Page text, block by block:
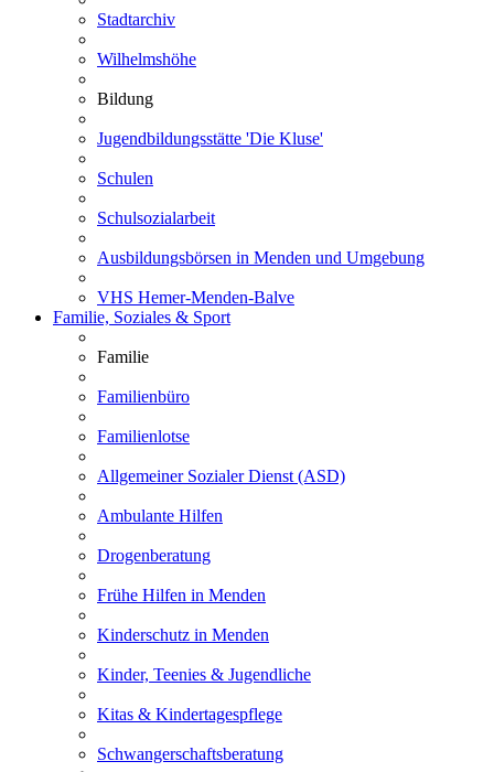
Stadtarchiv
Wilhelmshöhe
Bildung
Jugendbildungsstätte 'Die Kluse'
Schulen
Schulsozialarbeit
Ausbildungsbörsen in Menden und Umgebung
VHS Hemer-Menden-Balve
Familie, Soziales & Sport
Familie
Familienbüro
Familienlotse
Allgemeiner Sozialer Dienst (ASD)
Ambulante Hilfen
Drogenberatung
Frühe Hilfen in Menden
Kinderschutz in Menden
Kinder, Teenies & Jugendliche
Kitas & Kindertagespflege
Schwangerschaftsberatung